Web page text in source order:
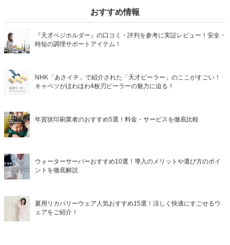
おすすめ情報
『天才ベジホルダー』の口コミ・評判を参考に実証レビュー！安全・
時短の調理サポートアイテム！
NHK「あさイチ」で紹介された「天才ピーラー」のここがすごい！
キャベツがほわほわ4枚刃ピーラーの魅力に迫る！
年賀状印刷業者のおすすめ5選！料金・サービスを徹底比較
ウォーターサーバーおすすめ10選！導入のメリットや選び方のポイ
ントを徹底解説
夏用リカバリーウェア人気おすすめ15選！涼しく快適にすごせるウ
ェアをご紹介！